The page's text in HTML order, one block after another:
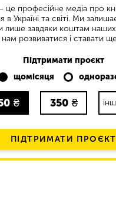
це професійне медіа про
в Україні та світі. Ми
лише завдяки коштам наших
розвиватися і ставати
Підтримати проєкт
щомісяця
₴ 350 ₴
ПІДТРИМАТИ ПРОЄКТ